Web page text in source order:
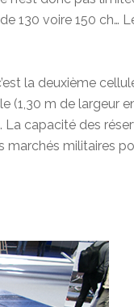
130 voire 150 ch…
la deuxième
(1,30 m de largeur
La capacité des
marchés militaires